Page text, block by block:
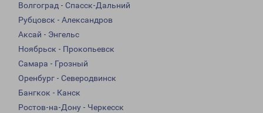
Волгоград - Спасск-Дальний
Рубцовск - Александров
Аксай - Энгельс
Ноябрьск - Прокопьевск
Самара - Грозный
Оренбург - Северодвинск
Бангкок - Канск
Ростов-на-Дону - Черкесск